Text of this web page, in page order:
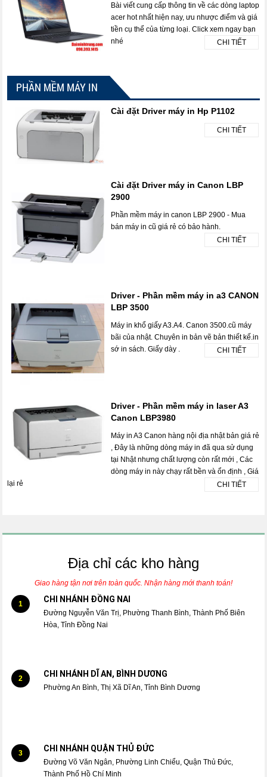
Bài viết cung cấp thông tin về các dòng laptop
acer hot nhất hiện nay, ưu nhược điểm và giá
tiền cụ thể của từng loại. Click xem ngay bạn
nhé
CHI TIẾT
PHẦN MỀM MÁY IN
Cài đặt Driver máy in Hp P1102
CHI TIẾT
Cài đặt Driver máy in Canon LBP
2900
Phần mềm máy in canon LBP 2900 - Mua
bán máy in cũ giá rẻ có bảo hành.
CHI TIẾT
Driver - Phần mềm máy in a3 CANON
LBP 3500
Máy in khổ giấy A3.A4. Canon 3500.cũ máy
bãi của nhật. Chuyên in bản vẽ bản thiết kế.in
sớ in sách. Giấy dày .
CHI TIẾT
Driver - Phần mềm máy in laser A3
Canon LBP3980
Máy in A3 Canon hàng nội địa nhật bản giá rẻ
, Đây là những dòng máy in đã qua sử dụng
tại Nhật nhưng chất lượng còn rất mới , Các
dòng máy in này chạy rất bền và ổn định , Giá
lại rẻ
CHI TIẾT
Địa chỉ các kho hàng
Giao hàng tận nơi trên toàn quốc. Nhận hàng mới thanh toán!
1 CHI NHÁNH ĐỒNG NAI
Đường Nguyễn Văn Trị, Phường Thanh Bình, Thành Phố Biên
Hòa, Tỉnh Đồng Nai
2 CHI NHÁNH DĨ AN, BÌNH DƯƠNG
Phường An Bình, Thị Xã Dĩ An, Tỉnh Bình Dương
3 CHI NHÁNH QUẬN THỦ ĐỨC
Đường Võ Văn Ngân, Phường Linh Chiểu, Quận Thủ Đức,
Thành Phố Hồ Chí Minh